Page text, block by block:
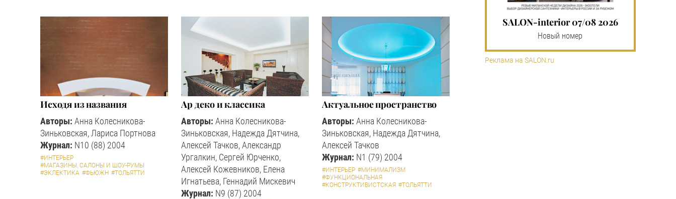
Исходя из названия
Авторы: Анна Колесникова-
Зиньковская, Лариса Портнова
Журнал: N10 (88) 2004
#ИНТЕРЬЕР
#МАГАЗИНЫ, САЛОНЫ И ШОУ-РУМЫ
#ЭКЛЕКТИКА #ФЬЮЖН #ТОЛЬЯТТИ
Ар деко и классика
Авторы: Анна Колесникова-
Зиньковская, Надежда Дятчина,
Алексей Тачков, Александр
Ургалкин, Сергей Юрченко,
Алексей Кожевников, Елена
Игнатьева, Геннадий Мискевич
Журнал: N9 (87) 2004
Актуальное пространство
Авторы: Анна Колесникова-
Зиньковская, Надежда Дятчина,
Алексей Тачков
Журнал: N1 (79) 2004
#ИНТЕРЬЕР #МИНИМАЛИЗМ
#ФУНКЦИОНАЛЬНАЯ
#КОНСТРУКТИВИСТСКАЯ #ТОЛЬЯТТИ
SALON-interior 07/08 2026
Новый номер
Реклама на SALON.ru